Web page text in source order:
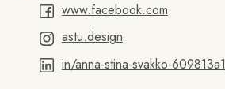
www.facebook.com
astu.design
in/anna-stina-svakko-609813a1